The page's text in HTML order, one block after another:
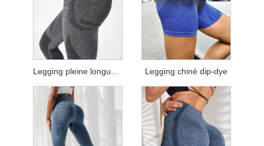
Legging pleine longueur chiné Legging chiné dip-dye